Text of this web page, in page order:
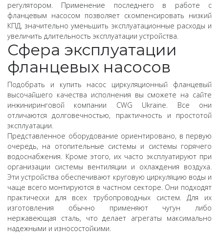
регулятором. Применение последнего в работе с
фланцевым насосом позволяет скомпенсировать низкий
КПД, значительно уменьшить эксплуатационные расходы и
увеличить длительность эксплуатации устройства.
Сфера эксплуатации
фланцевых насосов
Подобрать и купить насос циркуляционный фланцевый
высочайшего качества исполнения вы сможете на сайте
инжиниринговой компании CWG Ukraine. Все они
отличаются долговечностью, практичность и простотой
эксплуатации.
Представленное оборудование ориентировано, в первую
очередь, на отопительные системы и системы горячего
водоснабжения. Кроме этого, их часто эксплуатируют при
организации системы вентиляции и охлаждения воздуха.
Эти устройства обеспечивают круговую циркуляцию воды и
чаще всего монтируются в частном секторе. Они подходят
практически для всех трубопроводных систем. Для их
изготовления обычно применяют чугун либо
нержавеющая сталь, что делает агрегаты максимально
надежными и износостойкими.